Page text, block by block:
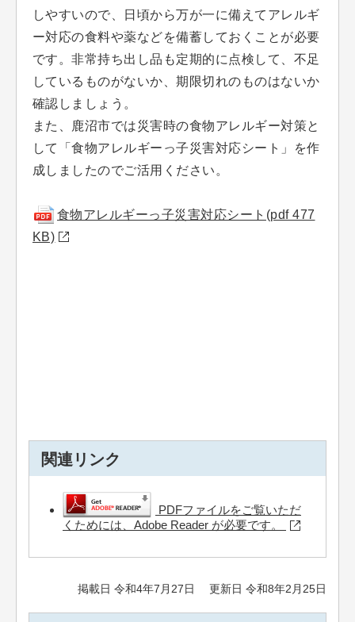
しやすいので、日頃から万が一に備えてアレルギ
ー対応の食料や薬などを備蓄しておくことが必要
です。非常持ち出し品も定期的に点検して、不足
しているものがないか、期限切れのものはないか
確認しましょう。
また、鹿沼市では災害時の食物アレルギー対策と
して「食物アレルギーっ子災害対応シート」を作
成しましたのでご活用ください。
食物アレルギーっ子災害対応シート(pdf 477
KB)
関連リンク
PDFファイルをご覧いただ
くためには、Adobe Reader が必要です。
掲載日 令和4年7月27日 更新日 令和8年2月25日